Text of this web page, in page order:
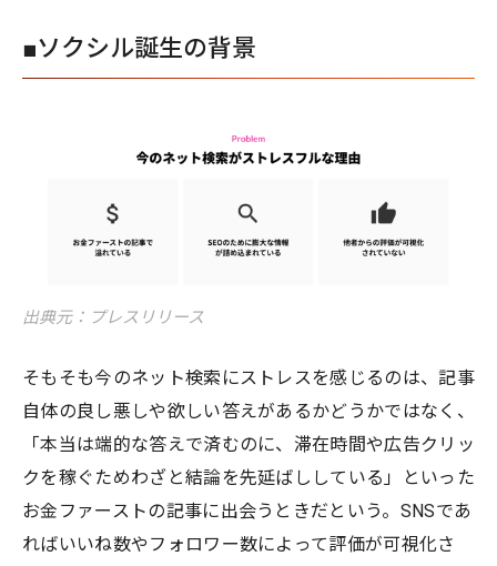
■ソクシル誕生の背景
出典元：プレスリリース
そもそも今のネット検索にストレスを感じるのは、記事
自体の良し悪しや欲しい答えがあるかどうかではなく、
「本当は端的な答えで済むのに、滞在時間や広告クリッ
クを稼ぐためわざと結論を先延ばししている」といった
お金ファーストの記事に出会うときだという。SNSであ
ればいいね数やフォロワー数によって評価が可視化さ